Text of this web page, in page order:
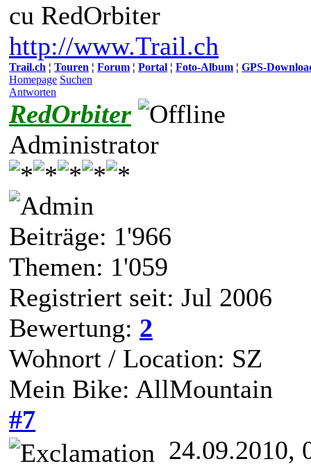
cu RedOrbiter
http://www.Trail.ch
Trail.ch ¦ Touren ¦ Forum ¦ Portal ¦ Foto-Album ¦ GPS-
Homepage Suchen
Antworten
RedOrbiter
Administrator
Beiträge: 1'966
Themen: 1'059
Registriert seit: Jul 2006
Bewertung: 2
Wohnort / Location: SZ
Mein Bike: AllMountain
#7
24.09.2010,